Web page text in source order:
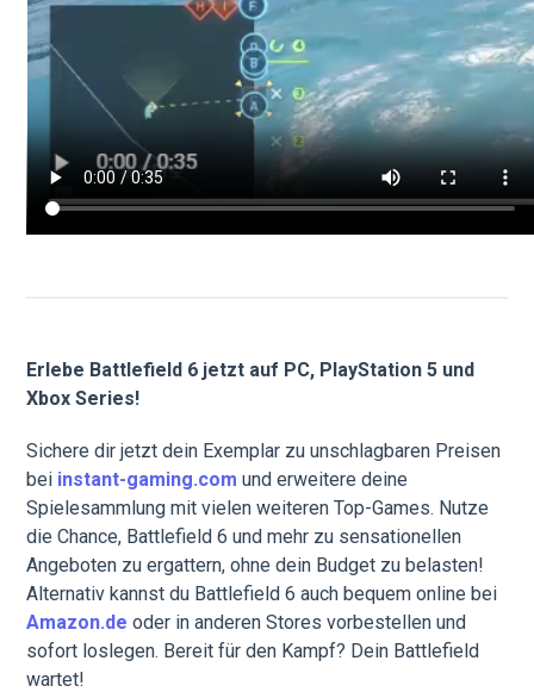
Erlebe Battlefield 6 jetzt auf PC, PlayStation 5 und
Xbox Series!
Sichere dir jetzt dein Exemplar zu unschlagbaren Preisen
bei instant-gaming.com und erweitere deine
Spielesammlung mit vielen weiteren Top-Games. Nutze
die Chance, Battlefield 6 und mehr zu sensationellen
Angeboten zu ergattern, ohne dein Budget zu belasten!
Alternativ kannst du Battlefield 6 auch bequem online bei
Amazon.de oder in anderen Stores vorbestellen und
sofort loslegen. Bereit für den Kampf? Dein Battlefield
wartet!